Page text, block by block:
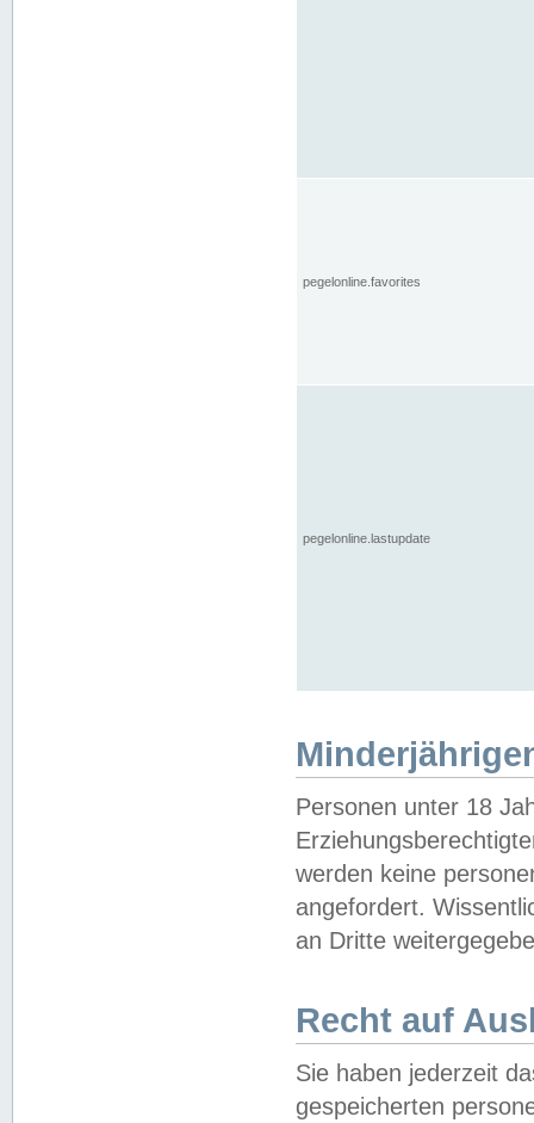
pegelonline.favorites
pegelonline.lastupdate
Personen unter 18
werden keine
angefordert.
an Dritte
Recht auf
Sie haben jederzeit
gespeicherten